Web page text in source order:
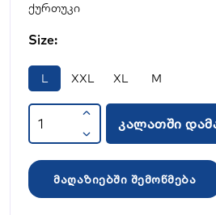
ქურთუკი
Size:
L XXL XL M
კალათში
მაღაზიებში შემოწმება